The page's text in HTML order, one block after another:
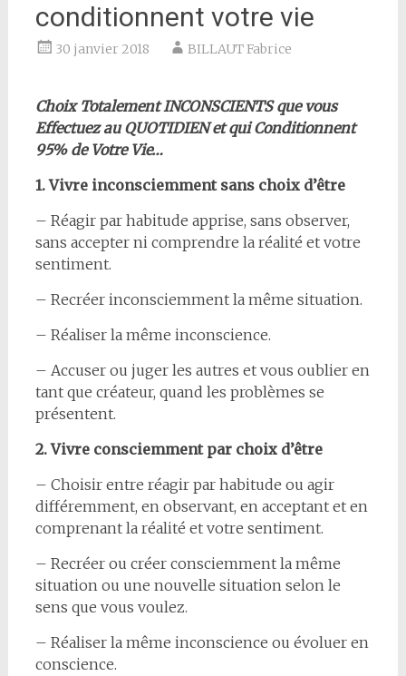
conditionnent votre vie
30 janvier 2018 BILLAUT Fabrice
Choix Totalement INCONSCIENTS que vous
Effectuez au QUOTIDIEN et qui Conditionnent
95% de Votre Vie…
1. Vivre inconsciemment sans choix d’être
– Réagir par habitude apprise, sans observer,
sans accepter ni comprendre la réalité et votre
sentiment.
– Recréer inconsciemment la même situation.
– Réaliser la même inconscience.
– Accuser ou juger les autres et vous oublier en
tant que créateur, quand les problèmes se
présentent.
2. Vivre consciemment par choix d’être
– Choisir entre réagir par habitude ou agir
différemment, en observant, en acceptant et en
comprenant la réalité et votre sentiment.
– Recréer ou créer consciemment la même
situation ou une nouvelle situation selon le
sens que vous voulez.
– Réaliser la même inconscience ou évoluer en
conscience.